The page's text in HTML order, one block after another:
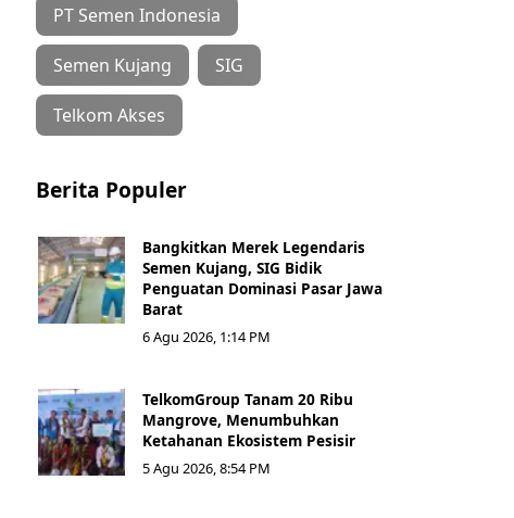
PT Semen Indonesia
Semen Kujang SIG
Telkom Akses
Berita Populer
Bangkitkan Merek Legendaris
Semen Kujang, SIG Bidik
Penguatan Dominasi Pasar Jawa
Barat
6 Agu 2026, 1:14 PM
TelkomGroup Tanam 20 Ribu
Mangrove, Menumbuhkan
Ketahanan Ekosistem Pesisir
5 Agu 2026, 8:54 PM